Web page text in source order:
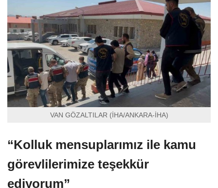
VAN GÖZALTILAR (İHA/ANKARA-İHA)
“Kolluk mensuplarımız ile kamu
görevlilerimize teşekkür
ediyorum”